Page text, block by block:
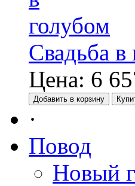
Свадьба в
Цена: 6
Добавить в корзину
·
Повод
Новый